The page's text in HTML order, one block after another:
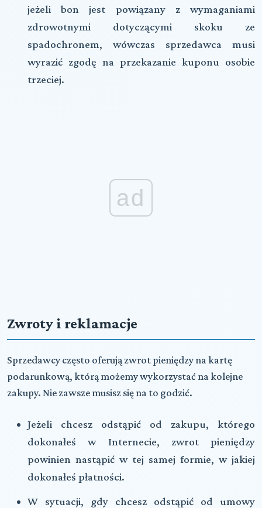
jeżeli bon jest powiązany z wymaganiami
zdrowotnymi dotyczącymi skoku ze
spadochronem, wówczas sprzedawca musi
wyrazić zgodę na przekazanie kuponu osobie
trzeciej.
ad
Zwroty i reklamacje
Sprzedawcy często oferują zwrot pieniędzy na kartę
podarunkową, którą możemy wykorzystać na kolejne
zakupy. Nie zawsze musisz się na to godzić.
Jeżeli chcesz odstąpić od zakupu, którego
dokonałeś w Internecie, zwrot pieniędzy
powinien nastąpić w tej samej formie, w jakiej
dokonałeś płatności.
W sytuacji, gdy chcesz odstąpić od umowy